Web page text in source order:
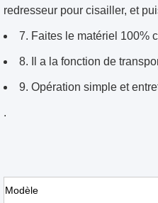
redresseur pour cisailler, et
7. Faites le matériel 100%
8. Il a la fonction de
9. Opération simple et
.
Modèle